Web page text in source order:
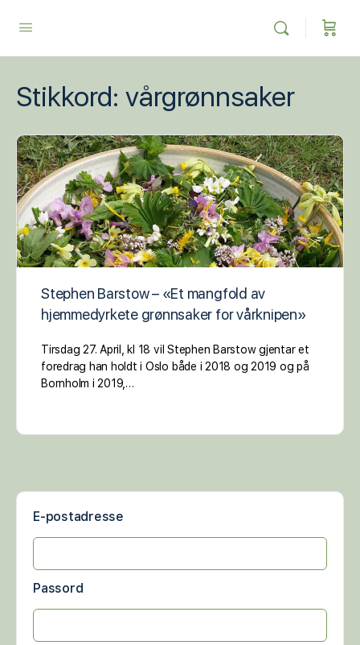
Stikkord: vårgrønnsaker
Stephen Barstow – «Et mangfold av
hjemmedyrkete grønnsaker for vårknipen»
Tirsdag 27. April, kl 18 vil Stephen Barstow gjentar et
foredrag han holdt i Oslo både i 2018 og 2019 og på
Bornholm i 2019,…
E-postadresse
Passord